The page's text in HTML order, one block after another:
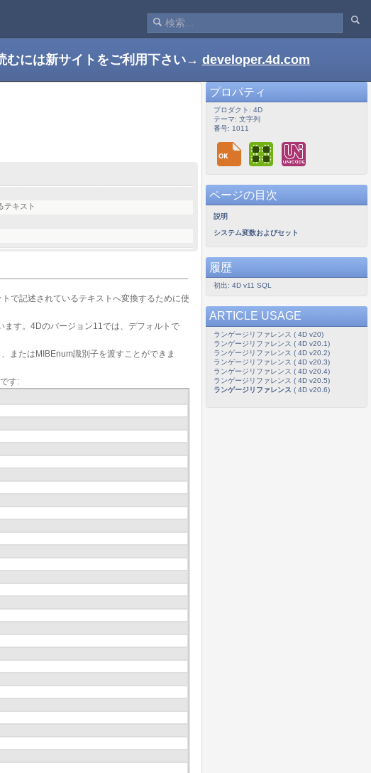
むには新サイトをご利用下さい→ developer.4d.com
テキスト
で記述されているテキストへ変換するために使
す。4Dのバージョン11では、デフォルトで
またはMIBEnum識別子を渡すことができま
す:
プロパティ
プロダクト: 4D
テーマ: 文字列
番号: 1011
ページの目次
説明
システム変数およびセット
履歴
初出: 4D v11 SQL
ARTICLE USAGE
ランゲージリファレンス ( 4D v20)
ランゲージリファレンス ( 4D v20.1)
ランゲージリファレンス ( 4D v20.2)
ランゲージリファレンス ( 4D v20.3)
ランゲージリファレンス ( 4D v20.4)
ランゲージリファレンス ( 4D v20.5)
ランゲージリファレンス ( 4D v20.6)